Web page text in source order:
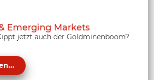
Emerging Markets
jetzt auch der Goldminenboom?